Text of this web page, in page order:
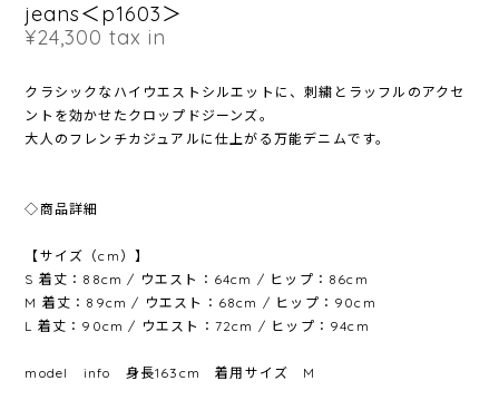
jeans＜p1603＞
¥24,300 tax in
クラシックなハイウエストシルエットに、刺繍とラッフルのアクセ
ントを効かせたクロップドジーンズ。
大人のフレンチカジュアルに仕上がる万能デニムです。
◇商品詳細
【サイズ（cm）】
S 着丈：88cm / ウエスト：64cm / ヒップ：86cm
M 着丈：89cm / ウエスト：68cm / ヒップ：90cm
L 着丈：90cm / ウエスト：72cm / ヒップ：94cm
model info 身長163cm 着用サイズ M